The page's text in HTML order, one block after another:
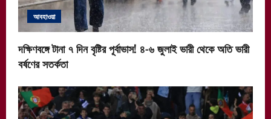
আবহাওয়া
দক্ষিণবঙ্গে টানা ৭ দিন বৃষ্টির পূর্বাভাস! ৪-৬ জুলাই ভারী থেকে অতি ভারী
বর্ষণের সতর্কতা